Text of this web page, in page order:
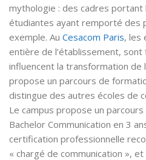
mythologie : des cadres portant
étudiantes ayant remporté des
exemple. Au Cesacom Paris, les
entière de l’établissement,
influencent la transformation de
propose un parcours de
distingue des autres écoles de
Le campus propose un
Bachelor Communication en 3
certification professionnelle
« chargé de communication »,